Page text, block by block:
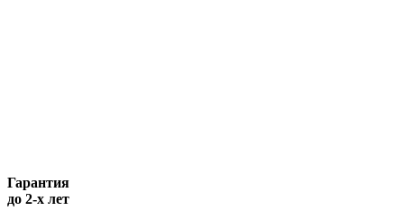
Гарантия
до 2-х лет